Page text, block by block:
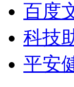
百度
科技
平安